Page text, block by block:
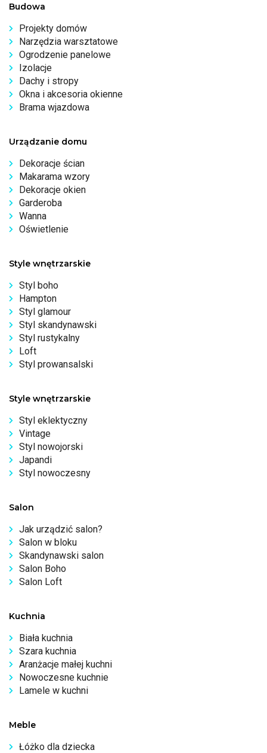
Budowa
Projekty domów
Narzędzia warsztatowe
Ogrodzenie panelowe
Izolacje
Dachy i stropy
Okna i akcesoria okienne
Brama wjazdowa
Urządzanie domu
Dekoracje ścian
Makarama wzory
Dekoracje okien
Garderoba
Wanna
Oświetlenie
Style wnętrzarskie
Styl boho
Hampton
Styl glamour
Styl skandynawski
Styl rustykalny
Loft
Styl prowansalski
Style wnętrzarskie
Styl eklektyczny
Vintage
Styl nowojorski
Japandi
Styl nowoczesny
Salon
Jak urządzić salon?
Salon w bloku
Skandynawski salon
Salon Boho
Salon Loft
Kuchnia
Biała kuchnia
Szara kuchnia
Aranżacje małej kuchni
Nowoczesne kuchnie
Lamele w kuchni
Meble
Łóżko dla dziecka